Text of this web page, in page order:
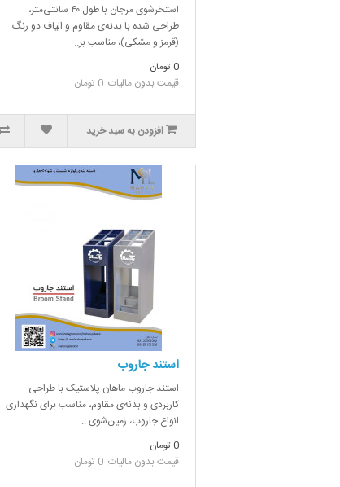
استخرشوی مرجان با طول ۴۰ سانتی‌متر،
طراحی شده با بدنه‌ی مقاوم و الیاف دو رنگ
(قرمز و مشکی)، مناسب بر..
0 تومان
قیمت بدون مالیات: 0 تومان
افزودن به سبد خرید
استند جاروب
استند جاروب ماهان پلاستیک با طراحی
کاربردی و بدنه‌ی مقاوم، مناسب برای نگهداری
انواع جاروب، زمین‌شوی ..
0 تومان
قیمت بدون مالیات: 0 تومان